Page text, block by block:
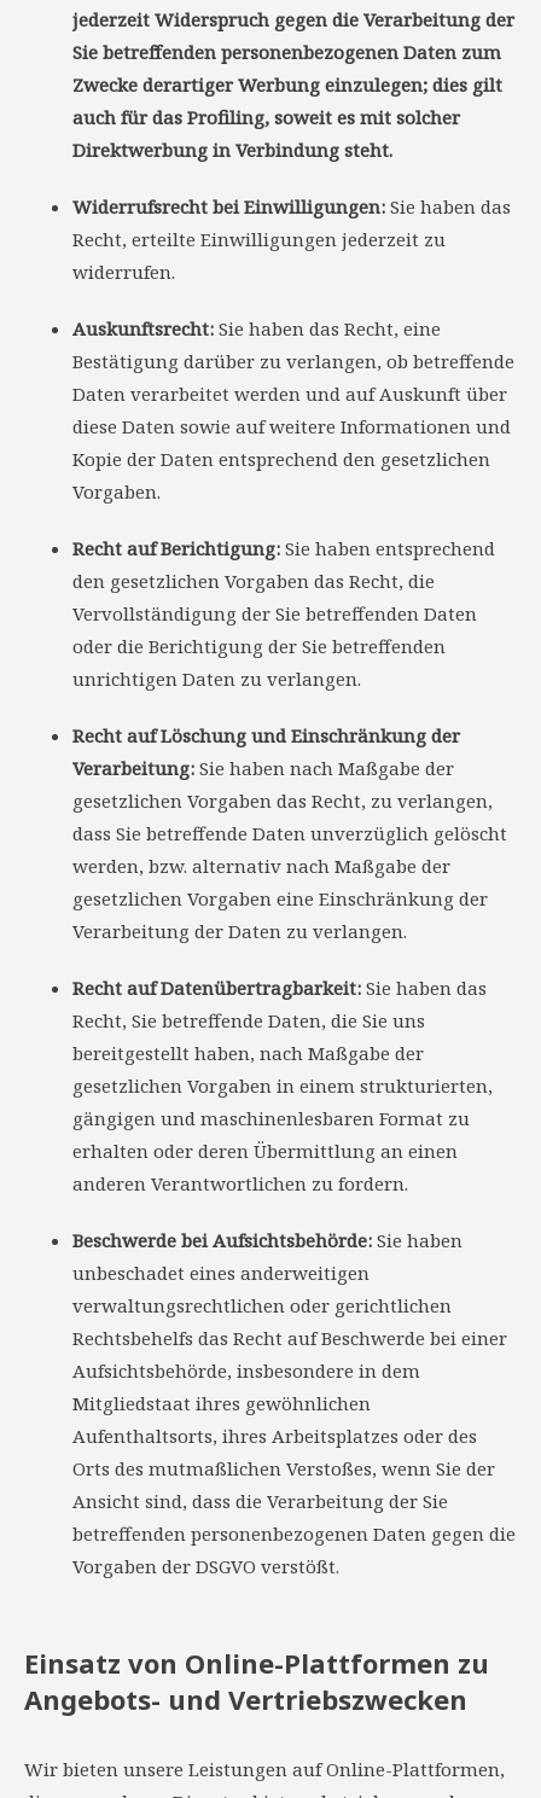
jederzeit Widerspruch gegen die Verarbeitung der
Sie betreffenden personenbezogenen Daten zum
Zwecke derartiger Werbung einzulegen; dies gilt
auch für das Profiling, soweit es mit solcher
Direktwerbung in Verbindung steht.
Widerrufsrecht bei Einwilligungen: Sie haben das
Recht, erteilte Einwilligungen jederzeit zu
widerrufen.
Auskunftsrecht: Sie haben das Recht, eine
Bestätigung darüber zu verlangen, ob betreffende
Daten verarbeitet werden und auf Auskunft über
diese Daten sowie auf weitere Informationen und
Kopie der Daten entsprechend den gesetzlichen
Vorgaben.
Recht auf Berichtigung: Sie haben entsprechend
den gesetzlichen Vorgaben das Recht, die
Vervollständigung der Sie betreffenden Daten
oder die Berichtigung der Sie betreffenden
unrichtigen Daten zu verlangen.
Recht auf Löschung und Einschränkung der
Verarbeitung: Sie haben nach Maßgabe der
gesetzlichen Vorgaben das Recht, zu verlangen,
dass Sie betreffende Daten unverzüglich gelöscht
werden, bzw. alternativ nach Maßgabe der
gesetzlichen Vorgaben eine Einschränkung der
Verarbeitung der Daten zu verlangen.
Recht auf Datenübertragbarkeit: Sie haben das
Recht, Sie betreffende Daten, die Sie uns
bereitgestellt haben, nach Maßgabe der
gesetzlichen Vorgaben in einem strukturierten,
gängigen und maschinenlesbaren Format zu
erhalten oder deren Übermittlung an einen
anderen Verantwortlichen zu fordern.
Beschwerde bei Aufsichtsbehörde: Sie haben
unbeschadet eines anderweitigen
verwaltungsrechtlichen oder gerichtlichen
Rechtsbehelfs das Recht auf Beschwerde bei einer
Aufsichtsbehörde, insbesondere in dem
Mitgliedstaat ihres gewöhnlichen
Aufenthaltsorts, ihres Arbeitsplatzes oder des
Orts des mutmaßlichen Verstoßes, wenn Sie der
Ansicht sind, dass die Verarbeitung der Sie
betreffenden personenbezogenen Daten gegen die
Vorgaben der DSGVO verstößt.
Einsatz von Online-Plattformen zu
Angebots- und Vertriebszwecken
Wir bieten unsere Leistungen auf Online-Plattformen,